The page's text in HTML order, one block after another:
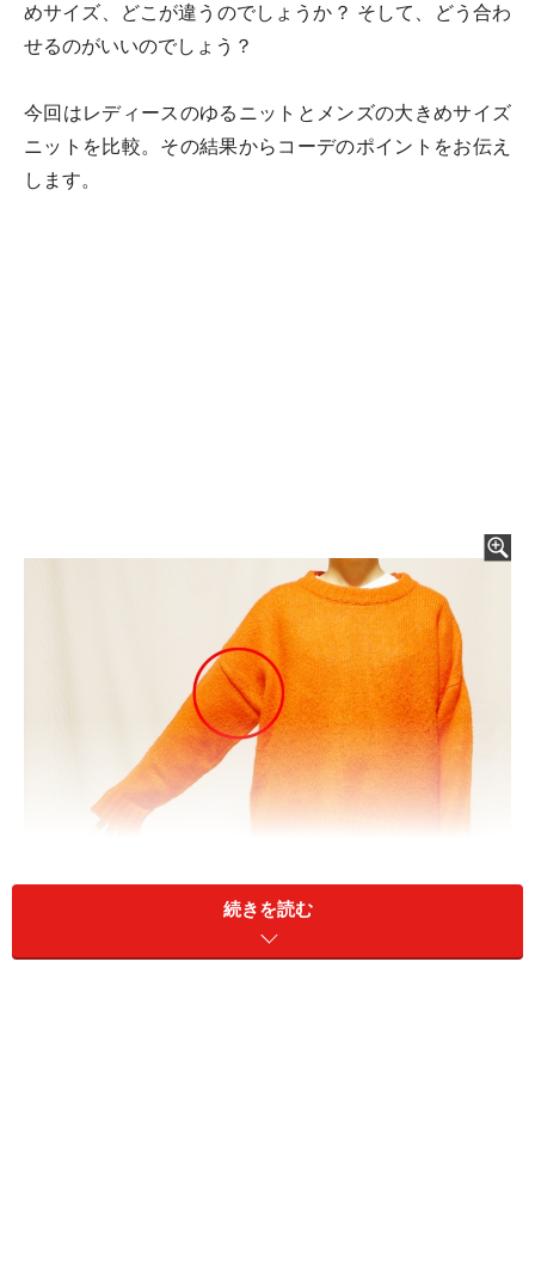
めサイズ、どこが違うのでしょうか？ そして、どう合わ
せるのがいいのでしょう？
今回はレディースのゆるニットとメンズの大きめサイズ
ニットを比較。その結果からコーデのポイントをお伝え
します。
肩の位置が下がっており、袖部分が短い
続きを読む